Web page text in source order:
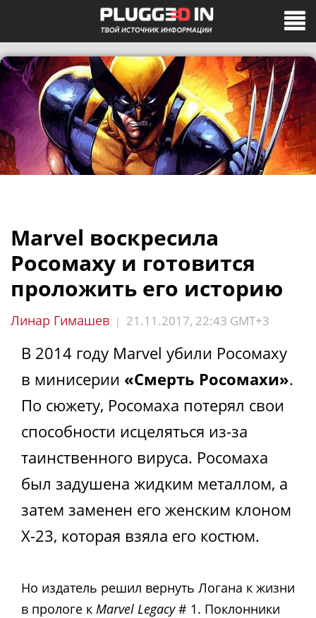
Marvel воскресила
Росомаху и готовится
проложить его историю
Линар Гимашев | 21.11.2017, 22:43 GMT+3
В 2014 году Marvel убили Росомаху
в минисерии «Смерть Росомахи».
По сюжету, Росомаха потерял свои
способности исцеляться из-за
таинственного вируса. Росомаха
был задушена жидким металлом, а
затем заменен его женским клоном
X-23, которая взяла его костюм.
Но издатель решил вернуть Логана к жизни
в прологе к Marvel Legacy# 1. Поклонники